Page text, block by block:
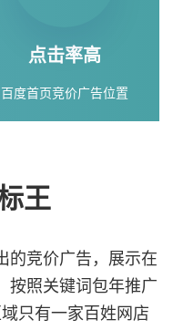
点击率高
百度首页竞价广告位置
王
竞价广告，展示在
按照关键词包年推广
只有一家百姓网店